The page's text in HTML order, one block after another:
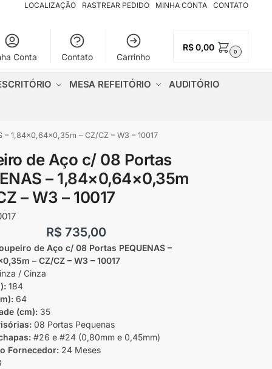
LOCALIZAÇÃO RASTREAR PEDIDO MINHA CONTA CONTATO
Conta Contato Carrinho
R$0,00 0
MESA REFEITÓRIO AUDITÓRIO
1,84×0,64×0,35m – CZ/CZ – W3 – 10017
de Aço c/ 08 Portas
– 1,84×0,64×0,35m
– W3 – 10017
R$ 735,00
de Aço c/ 08 Portas PEQUENAS –
– CZ/CZ – W3 – 10017
/ Cinza
184
64
(cm):35
08 Portas Pequenas
#26 e #24 (0,80mm e 0,45mm)
Fornecedor:24 Meses